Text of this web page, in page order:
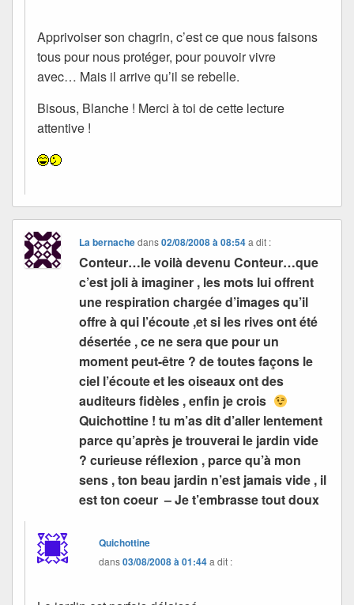
Apprivoiser son chagrin, c’est ce que nous faisons
tous pour nous protéger, pour pouvoir vivre
avec… Mais il arrive qu’il se rebelle.
Bisous, Blanche ! Merci à toi de cette lecture
attentive !
La bernachedans02/08/2008 à 08:54 a dit :
Conteur…le voilà devenu Conteur…que
c’est joli à imaginer , les mots lui offrent
une respiration chargée d’images qu’il
offre à qui l’écoute ,et si les rives ont été
désertée , ce ne sera que pour un
moment peut-être ? de toutes façons le
ciel l’écoute et les oiseaux ont des
auditeurs fidèles , enfin je crois
Quichottine ! tu m’as dit d’aller lentement
parce qu’après je trouverai le jardin vide
? curieuse réflexion , parce qu’à mon
sens , ton beau jardin n’est jamais vide , il
est ton coeur – Je t’embrasse tout doux
Quichottine
dans03/08/2008 à 01:44a dit :